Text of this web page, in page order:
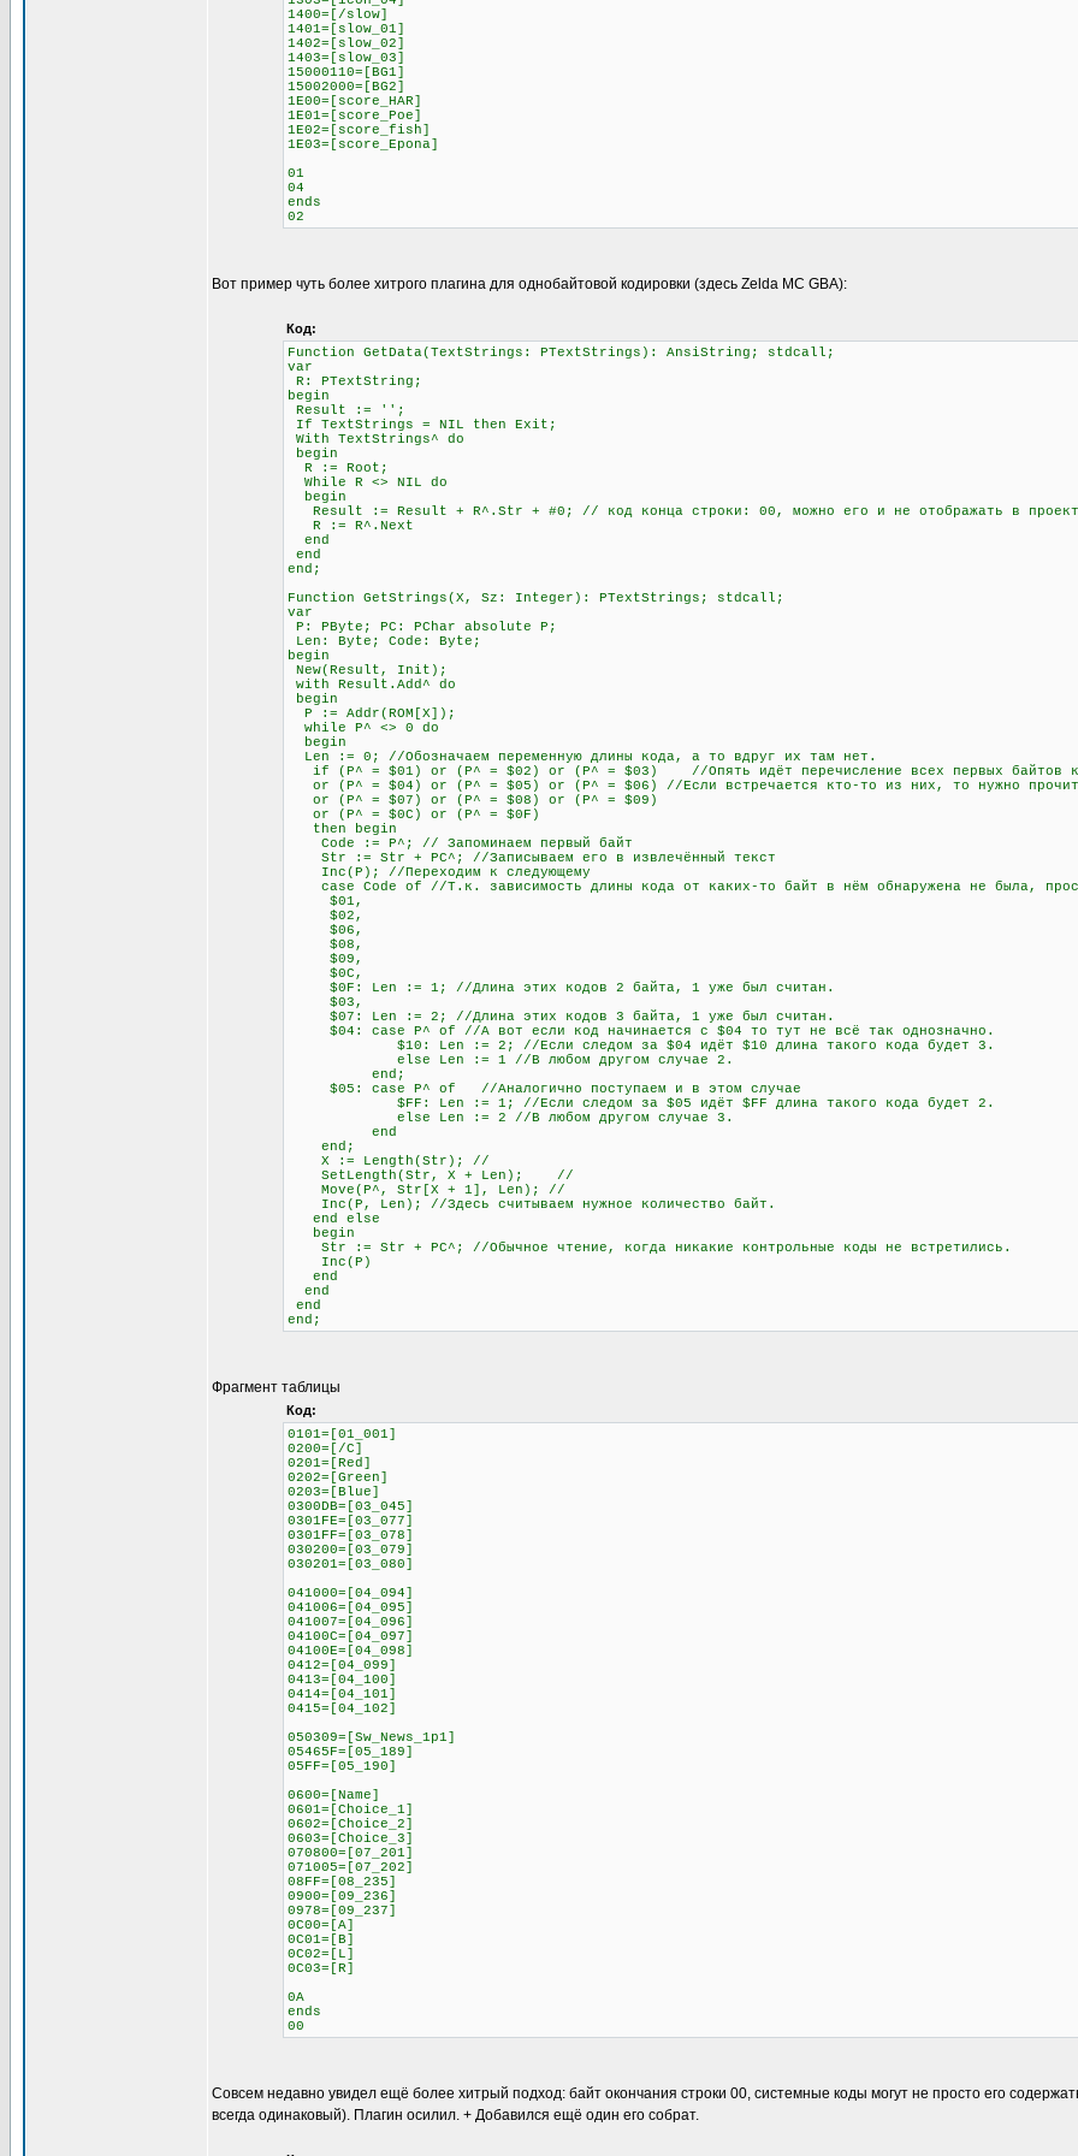
1400=[/slow]
1401=[slow_01]
1402=[slow_02]
1403=[slow_03]
15000110=[BG1]
15002000=[BG2]
1E00=[score_HAR]
1E01=[score_Poe]
1E02=[score_fish]
1E03=[score_Epona]
01
04
ends
02
Вот пример чуть более хитрого плагина для однобайтовой кодировки (здесь Zelda MC GBA):
Код:
Function GetData(TextStrings: PTextStrings): AnsiString; stdcall;
var
R: PTextString;
begin
Result := '';
If TextStrings = NIL then Exit;
With TextStrings^ do
begin
R := Root;
While R <> NIL do
begin
Result := Result + R^.Str + #0; // код конца строки: 00, можно его и не отображать в
R := R^.Next
end
end
end;
Function GetStrings(X, Sz: Integer): PTextStrings; stdcall;
var
P: PByte; PC: PChar absolute P;
Len: Byte; Code: Byte;
begin
New(Result, Init);
with Result.Add^ do
begin
P := Addr(ROM[X]);
while P^ <> 0 do
begin
Len := 0; //Обозначаем переменную длины кода, а то вдруг их там нет.
if (P^ = $01) or (P^ = $02) or (P^ = $03) //Опять идёт перечисление всех первых байтов
or (P^ = $04) or (P^ = $05) or (P^ = $06) //Если встречается кто-то из них, то нужно
or (P^ = $07) or (P^ = $08) or (P^ = $09)
or (P^ = $0C) or (P^ = $0F)
then begin
Code := P^; // Запоминаем первый байт
Str := Str + PC^; //Записываем его в извлечённый текст
Inc(P); //Переходим к следующему
case Code of //Т.к. зависимость длины кода от каких-то байт в нём обнаружена не была,
$01,
$02,
$06,
$08,
$09,
$0C,
$0F: Len := 1; //Длина этих кодов 2 байта, 1 уже был считан.
$03,
$07: Len := 2; //Длина этих кодов 3 байта, 1 уже был считан.
$04: case P^ of //А вот если код начинается с $04 то тут не всё так однозначно.
$10: Len := 2; //Если следом за $04 идёт $10 длина такого кода будет 3.
else Len := 1 //В любом другом случае 2.
end;
$05: case P^ of //Аналогично поступаем и в этом случае
$FF: Len := 1; //Если следом за $05 идёт $FF длина такого кода будет 2.
else Len := 2 //В любом другом случае 3.
end
end;
X := Length(Str); //
SetLength(Str, X + Len); //
Move(P^, Str[X + 1], Len); //
Inc(P, Len); //Здесь считываем нужное количество байт.
end else
begin
Str := Str + PC^; //Обычное чтение, когда никакие контрольные коды не встретились.
Inc(P)
end
end
end
end;
Фрагмент таблицы
Код:
0101=[01_001]
0200=[/C]
0201=[Red]
0202=[Green]
0203=[Blue]
0300DB=[03_045]
0301FE=[03_077]
0301FF=[03_078]
030200=[03_079]
030201=[03_080]
041000=[04_094]
041006=[04_095]
041007=[04_096]
04100C=[04_097]
04100E=[04_098]
0412=[04_099]
0413=[04_100]
0414=[04_101]
0415=[04_102]
050309=[Sw_News_1p1]
05465F=[05_189]
05FF=[05_190]
0600=[Name]
0601=[Choice_1]
0602=[Choice_2]
0603=[Choice_3]
070800=[07_201]
071005=[07_202]
08FF=[08_235]
0900=[09_236]
0978=[09_237]
0C00=[A]
0C01=[B]
0C02=[L]
0C03=[R]
0A
ends
00
Совсем недавно увидел ещё более хитрый подход: байт окончания строки 00, системные коды могут не просто его
всегда одинаковый). Плагин осилил. + Добавился ещё один его собрат.